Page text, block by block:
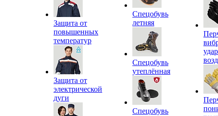
Защита от
повышенных
температур
Защита от
электрической
дуги
Спецобувь
летняя
Спецобувь
утеплённая
Спецобувь